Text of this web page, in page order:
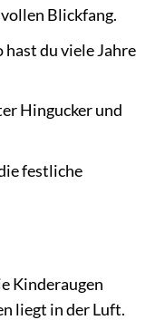
Blickfang.
du viele Jahre
Hingucker und
festliche
Kinderaugen
liegt in der Luft.